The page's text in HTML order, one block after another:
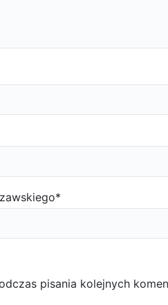
*
pisania kolejnych